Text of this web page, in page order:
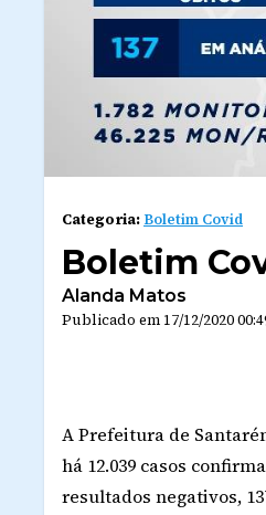
Categoria:Boletim Covid
Boletim
Alanda Matos
Publicado em 17/12/2020
A Prefeitura de
há 12.039 casos
resultados negativos,